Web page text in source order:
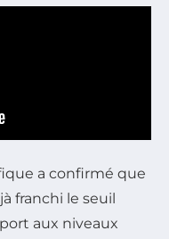
a confirmé que
franchi le seuil
aux niveaux